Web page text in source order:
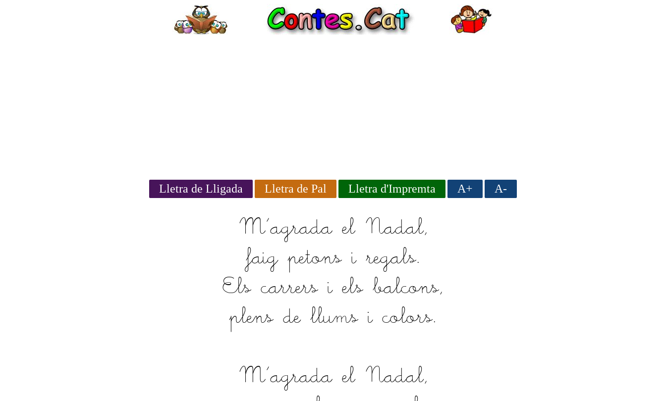
Lletra de Lligada Lletra de Pal Lletra d'Impremta A+ A-
M'agrada el Nadal,
faig petons i regals.
Els carrers i els balcons,
plens de llums i colors.
M'agrada el Nadal,